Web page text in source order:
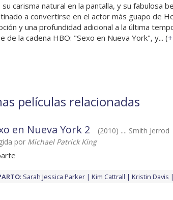
su carisma natural en la pantalla, y su fabulosa
a convertirse en el actor más guapo de
y una profundidad adicional a la última
de la cadena HBO: "Sexo en Nueva York", y... (+
películas relacionadas
en Nueva York 2
(2010) .... Smith Jerrod
por Michael Patrick King
: Sarah Jessica Parker Kim Cattrall Kristin Davis